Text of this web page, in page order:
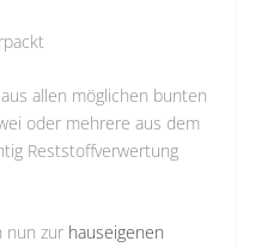
allen möglichen bunten
oder mehrere aus dem
Reststoffverwertung
nun zur hauseigenen